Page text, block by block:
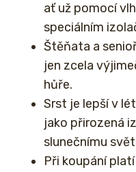
ať už pomocí
speciálním
Štěňata a
jen zcela
hůře.
Srst je lepší v
jako přirozená
slunečnímu
Při koupání